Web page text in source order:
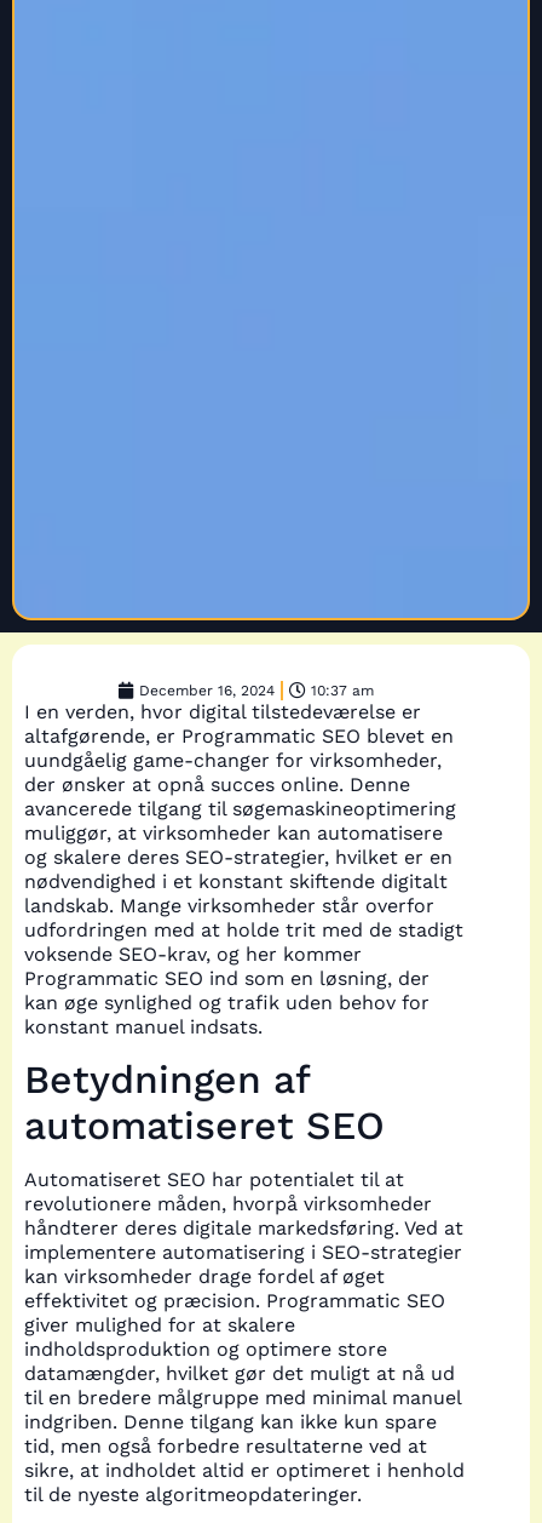
December 16, 2024 10:37 am
I en verden, hvor digital tilstedeværelse er
altafgørende, er Programmatic SEO blevet en
uundgåelig game-changer for virksomheder,
der ønsker at opnå succes online. Denne
avancerede tilgang til søgemaskineoptimering
muliggør, at virksomheder kan automatisere
og skalere deres SEO-strategier, hvilket er en
nødvendighed i et konstant skiftende digitalt
landskab. Mange virksomheder står overfor
udfordringen med at holde trit med de stadigt
voksende SEO-krav, og her kommer
Programmatic SEO ind som en løsning, der
kan øge synlighed og trafik uden behov for
konstant manuel indsats.
Betydningen af
automatiseret SEO
Automatiseret SEO har potentialet til at
revolutionere måden, hvorpå virksomheder
håndterer deres digitale markedsføring. Ved at
implementere automatisering i SEO-strategier
kan virksomheder drage fordel af øget
effektivitet og præcision. Programmatic SEO
giver mulighed for at skalere
indholdsproduktion og optimere store
datamængder, hvilket gør det muligt at nå ud
til en bredere målgruppe med minimal manuel
indgriben. Denne tilgang kan ikke kun spare
tid, men også forbedre resultaterne ved at
sikre, at indholdet altid er optimeret i henhold
til de nyeste algoritmeopdateringer.